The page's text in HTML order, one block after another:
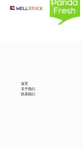
首页
关于我们
联系我们